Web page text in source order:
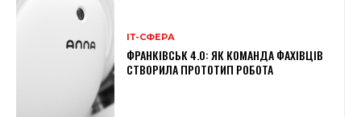
ІТ-СФЕРА
ФРАНКІВСЬК 4.0: ЯК КОМАНДА ФАХІВЦІВ
СТВОРИЛА ПРОТОТИП РОБОТА